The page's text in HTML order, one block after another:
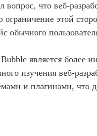
вопрос, что веб-
ограничение этой
обычного
является более
изучения веб-
и плагинами, что